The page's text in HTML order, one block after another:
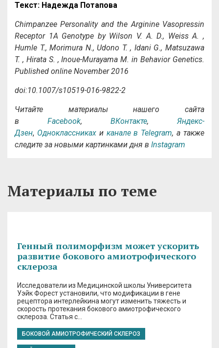
Текст: Надежда Потапова
Chimpanzee Personality and the Arginine Vasopressin
Receptor 1A Genotype by Wilson V. A. D., Weiss A. ,
Humle T., Morimura N., Udono T. , Idani G., Matsuzawa
T. , Hirata S. , Inoue-Murayama M. in Behavior Genetics.
Published online November 2016
doi:10.1007/s10519-016-9822-2
Читайте материалы нашего сайта
в Facebook, ВКонтакте, Яндекс-
Дзен, Одноклассникахи канале в Telegram, а также
следите за новыми картинками дня в Instagram
Материалы по теме
Генный полиморфизм может ускорить
развитие бокового амиотрофического
склероза
Исследователи из Медицинской школы Университета
Уэйк Форест установили, что модификации в гене
рецептора интерлейкина могут изменить тяжесть и
скорость протекания бокового амиотрофического
склероза. Статья с…
БОКОВОЙ АМИОТРОФИЧЕСКИЙ СКЛЕРОЗ